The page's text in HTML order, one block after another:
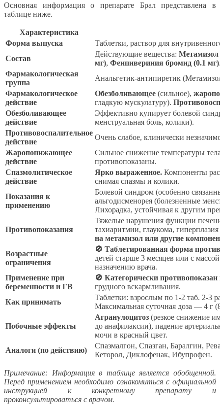
Основная информация о препарате Брал представлена в
таблице ниже.
Характеристика
Форма выпуска
Таблетки, раствор для
Состав
Действующие вещества: Метамизол
мг), Фенпивериния бромид (0.1 мг)
Фармакологическая
группа
Анальгетик-антипиретик
Фармакологическое
действие
Обезболивающее (сильное),
гладкую мускулатуру).
Обезболивающее
действие
Эффективно купирует болевой
менструальная боль, колики).
Противовоспалительное
действие
Очень слабое, клинически
Жаропонижающее
действие
Сильное снижение температуры
противопоказаны.
Спазмолитическое
действие
Ярко выраженное. Компоненты
снимая спазмы и колики.
Показания к
применению
Болевой синдром (особенно
альгодисменорея (болезненные
Лихорадка, устойчивая к другим
Противопоказания
Тяжелые нарушения функции
тахиаритмии, глаукома,
на метамизол или другие
Возрастные
ограничения
🚫 Таблетированная форма
детей старше 3 месяцев или с
назначению врача.
Применение при
беременности и ГВ
🚫 Категорически противопоказан
грудного вскармливания.
Как принимать
Таблетки: взрослым по 1-2 таб. 2-3
Максимальная суточная доза — 4 г
Побочные эффекты
Агранулоцитоз (резкое снижение
до анафилаксии), падение
мочи в красный цвет.
Аналоги (по действию)
Спазмалгон, Спазган, Баралгин,
Кеторол, Диклофенак, Ибупрофен.
Примечание: Информация в таблице является обобщенной.
Перед применением необходимо ознакомиться с официальной
инструкцией к конкретному препарату и
проконсультироваться с врачом.